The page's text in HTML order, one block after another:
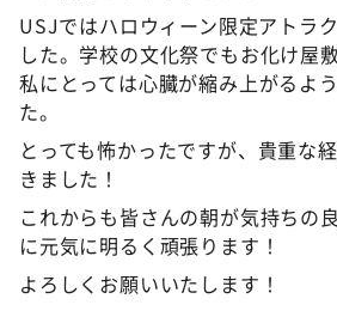
USJではハロウィーン限定アトラ
した。学校の文化祭でもお化け屋
私にとっては心臓が縮み上がるよ
た。
とっても怖かったですが、貴重な
きました！
これからも皆さんの朝が気持ちの
に元気に明るく頑張ります！
よろしくお願いいたします！